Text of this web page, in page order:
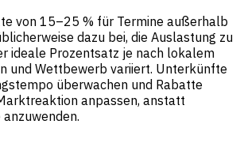
von 15–25 % für Termine außerhalb
dazu bei, die Auslastung zu
ideale Prozentsatz je nach lokalem
und Wettbewerb variiert. Unterkünfte
überwachen und Rabatte
anpassen, anstatt